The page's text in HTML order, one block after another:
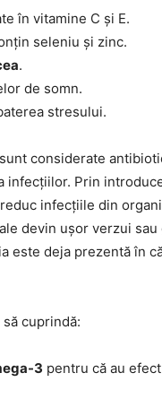
în vitamine C și E.
seleniu și zinc.
.
de somn.
stresului.
sunt considerate
infecțiilor. Prin
infecțiile din
devin ușor verzui sau
este deja prezentă în
cuprindă:
3 pentru că au